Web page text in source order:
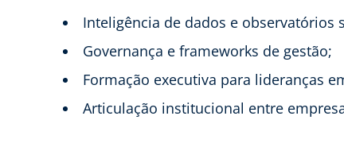
Inteligência de dados e observatórios
Governança e frameworks de gestão;
Formação executiva para lideranças
Articulação institucional entre